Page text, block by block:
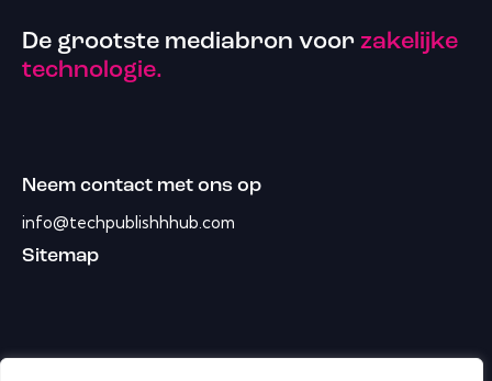
De grootste mediabron voor zakelijke
technologie.
Neem contact met ons op
info@techpublishhhub.com
Sitemap